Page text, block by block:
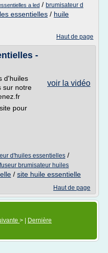
a led / brumisateur d
essentielles / huile
Haut de page
-
voir la vidéo
d'huiles
sur notre
pour
d'huiles essentielles /
brumisateur huiles
/ site huile essentielle
Haut de page
> |
Dernière